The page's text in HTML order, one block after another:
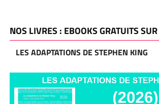
NOS LIVRES : EBOOKS GRATUITS
LES ADAPTATIONS DE STEPHEN KING